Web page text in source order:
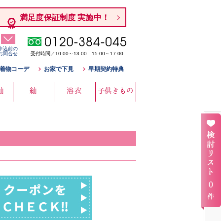
満足度保証制度 実施中！
込前の
問合せ
受付時間／10:00～13:00 15:00～17:00
物コーデ お家で下見 早期契約特典
紬 浴衣 子供きもの
0